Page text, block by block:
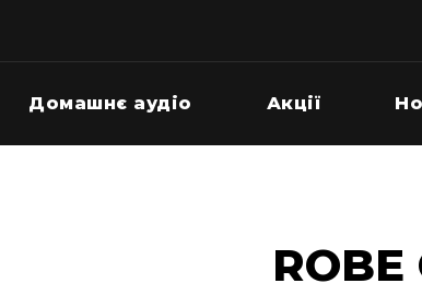
Домашнє аудіо Акції